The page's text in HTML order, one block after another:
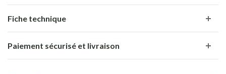
Fiche technique
Paiement sécurisé et livraison